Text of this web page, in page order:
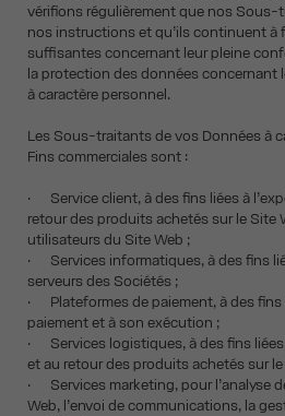
vérifions régulièrement que nos
nos instructions et qu’ils continuent à
suffisantes concernant leur pleine
la protection des données concernant
à caractère personnel.
Les Sous-traitants de vos Données à
Fins commerciales sont :
· Service client, à des fins liées à
retour des produits achetés sur le Site
utilisateurs du Site Web ;
· Services informatiques, à des fins
serveurs des Sociétés ;
· Plateformes de paiement, à des fins
paiement et à son exécution ;
· Services logistiques, à des fins liées
et au retour des produits achetés sur le
· Services marketing, pour l’analyse
Web, l’envoi de communications, la